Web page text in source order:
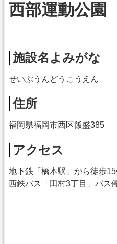
西部運動公園
施設名よみがな
せいぶうんどうこうえん
住所
福岡県福岡市西区飯盛385
アクセス
地下鉄「橋本駅」から徒歩15
西鉄バス「田村3丁目」バス